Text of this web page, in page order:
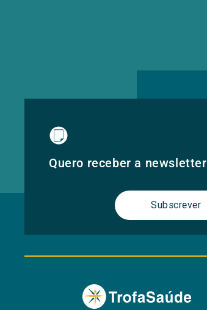
Quero receber a newsletter
Subscrever